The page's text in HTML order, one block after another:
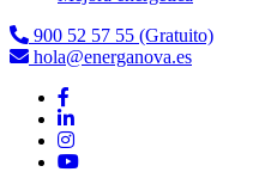
900 52 57 55 (Gratuito)
hola@energanova.es